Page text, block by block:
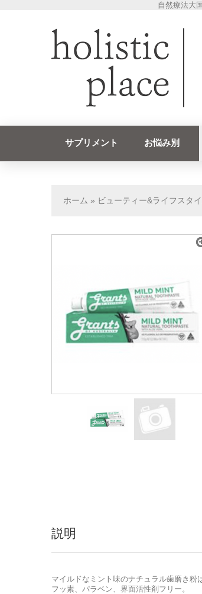
自然療法大
サプリメント お悩み別
ホーム » ビューティー&ライフスタ
説明
マイルドなミント味のナチュラル歯磨き粉
フッ素、パラベン、界面活性剤フリー。